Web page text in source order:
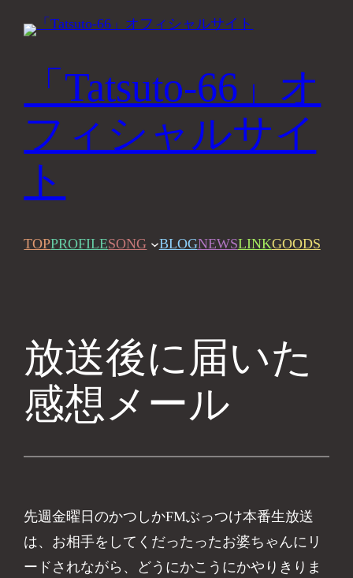
「Tatsuto-66」オ
フィシャルサイ
ト
TOPPROFILESONG BLOGNEWSLINKGOODS
放送後に届いた
感想メール
先週金曜日のかつしかFMぶっつけ本番生放送
は、お相手をしてくだったったお婆ちゃんにリ
ードされながら、どうにかこうにかやりきりま